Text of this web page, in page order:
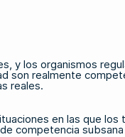
y los organismos
son realmente
reales.
en las que
competencia